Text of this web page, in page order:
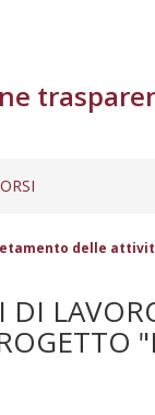
delle